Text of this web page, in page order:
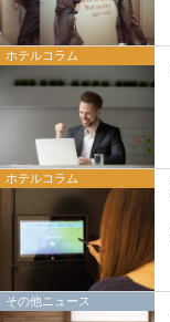
ホテルコラム
ホテルコラム
その他ニュース